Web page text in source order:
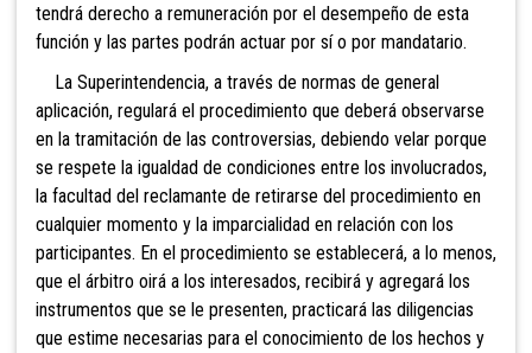
tendrá derecho a remuneración por el desempeño de esta
función y las partes podrán actuar por sí o por mandatario.
La Superintendencia, a través de normas de general
aplicación, regulará el procedimiento que deberá observarse
en la tramitación de las controversias, debiendo velar porque
se respete la igualdad de condiciones entre los involucrados,
la facultad del reclamante de retirarse del procedimiento en
cualquier momento y la imparcialidad en relación con los
participantes. En el procedimiento se establecerá, a lo menos,
que el árbitro oirá a los interesados, recibirá y agregará los
instrumentos que se le presenten, practicará las diligencias
que estime necesarias para el conocimiento de los hechos y